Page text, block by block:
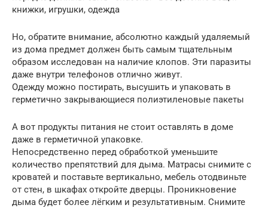
книжки, игрушки, одежда
Но, обратите внимание, абсолютно каждый удаляемый
из дома предмет должен быть самым тщательным
образом исследован на наличие клопов. Эти паразиты
даже внутри телефонов отлично живут.
Одежду можно постирать, высушить и упаковать в
герметично закрывающиеся полиэтиленовые пакеты
А вот продукты питания не стоит оставлять в доме
даже в герметичной упаковке.
Непосредственно перед обработкой уменьшите
количество препятствий для дыма. Матрасы снимите с
кроватей и поставьте вертикально, мебель отодвиньте
от стен, в шкафах откройте дверцы. Проникновение
дыма будет более лёгким и результативным. Снимите